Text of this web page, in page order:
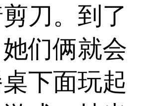
刀。到了
们俩就会
下面玩起